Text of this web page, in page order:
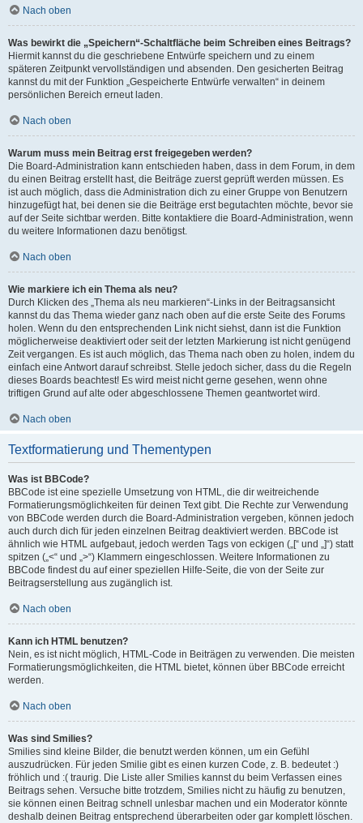
Nach oben
Was bewirkt die „Speichern“-Schaltfläche beim Schreiben eines Beitrags?
Hiermit kannst du die geschriebene Entwürfe speichern und zu einem
späteren Zeitpunkt vervollständigen und absenden. Den gesicherten Beitrag
kannst du mit der Funktion „Gespeicherte Entwürfe verwalten“ in deinem
persönlichen Bereich erneut laden.
Nach oben
Warum muss mein Beitrag erst freigegeben werden?
Die Board-Administration kann entschieden haben, dass in dem Forum, in dem
du einen Beitrag erstellt hast, die Beiträge zuerst geprüft werden müssen. Es
ist auch möglich, dass die Administration dich zu einer Gruppe von Benutzern
hinzugefügt hat, bei denen sie die Beiträge erst begutachten möchte, bevor sie
auf der Seite sichtbar werden. Bitte kontaktiere die Board-Administration, wenn
du weitere Informationen dazu benötigst.
Nach oben
Wie markiere ich ein Thema als neu?
Durch Klicken des „Thema als neu markieren“-Links in der Beitragsansicht
kannst du das Thema wieder ganz nach oben auf die erste Seite des Forums
holen. Wenn du den entsprechenden Link nicht siehst, dann ist die Funktion
möglicherweise deaktiviert oder seit der letzten Markierung ist nicht genügend
Zeit vergangen. Es ist auch möglich, das Thema nach oben zu holen, indem du
einfach eine Antwort darauf schreibst. Stelle jedoch sicher, dass du die Regeln
dieses Boards beachtest! Es wird meist nicht gerne gesehen, wenn ohne
triftigen Grund auf alte oder abgeschlossene Themen geantwortet wird.
Nach oben
Textformatierung und Thementypen
Was ist BBCode?
BBCode ist eine spezielle Umsetzung von HTML, die dir weitreichende
Formatierungsmöglichkeiten für deinen Text gibt. Die Rechte zur Verwendung
von BBCode werden durch die Board-Administration vergeben, können jedoch
auch durch dich für jeden einzelnen Beitrag deaktiviert werden. BBCode ist
ähnlich wie HTML aufgebaut, jedoch werden Tags von eckigen („[“ und „]“) statt
spitzen („<“ und „>“) Klammern eingeschlossen. Weitere Informationen zu
BBCode findest du auf einer speziellen Hilfe-Seite, die von der Seite zur
Beitragserstellung aus zugänglich ist.
Nach oben
Kann ich HTML benutzen?
Nein, es ist nicht möglich, HTML-Code in Beiträgen zu verwenden. Die meisten
Formatierungsmöglichkeiten, die HTML bietet, können über BBCode erreicht
werden.
Nach oben
Was sind Smilies?
Smilies sind kleine Bilder, die benutzt werden können, um ein Gefühl
auszudrücken. Für jeden Smilie gibt es einen kurzen Code, z. B. bedeutet :)
fröhlich und :( traurig. Die Liste aller Smilies kannst du beim Verfassen eines
Beitrags sehen. Versuche bitte trotzdem, Smilies nicht zu häufig zu benutzen,
sie können einen Beitrag schnell unlesbar machen und ein Moderator könnte
deshalb deinen Beitrag entsprechend überarbeiten oder gar komplett löschen.